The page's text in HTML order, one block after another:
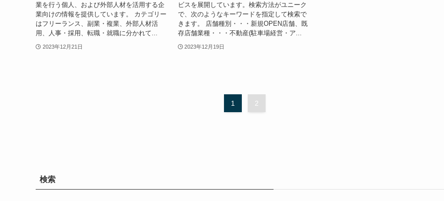
業を行う個人、および外部人材を活用する企
業向けの情報を提供しています。 カテゴリー
はフリーランス、副業・複業、外部人材活
用、人事・採用、転職・就職に分かれて...
2023年12月21日
ビスを展開しています。検索方法がユニーク
で、次のようなキーワードを指定して検索で
きます。 店舗種別・・・新規OPEN店舗、既
存店舗業種・・・不動産(駐車場経営・ア...
2023年12月19日
1 2
検索